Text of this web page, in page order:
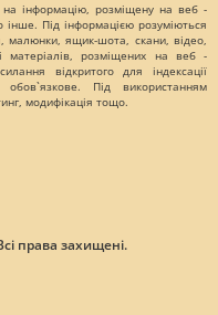
інформацію, розміщену на веб -
інше. Під інформацією розуміються
малюнки, ящик-шота, скани, відео,
матеріалів, розміщених на веб -
відкритого для індексації
Під використанням
модифікація тощо.
права захищені.